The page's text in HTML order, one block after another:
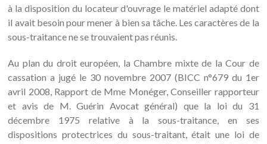
à la disposition du locateur d'ouvrage le matériel adapté dont
il avait besoin pour mener à bien sa tâche. Les caractères de la
sous-traitance ne se trouvaient pas réunis.
Au plan du droit européen, la Chambre mixte de la Cour de
cassation a jugé le 30 novembre 2007 (BICC n°679 du 1er
avril 2008, Rapport de Mme Monéger, Conseiller rapporteur
et avis de M. Guérin Avocat général) que la loi du 31
décembre 1975 relative à la sous-traitance, en ses
dispositions protectrices du sous-traitant, était une loi de